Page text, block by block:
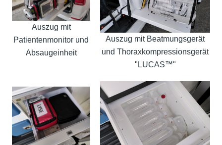
Auszug mit
Patientenmonitor und
Absaugeinheit
Auszug mit Beatmungsgerät
und Thoraxkompressionsgerät
"LUCAS™"